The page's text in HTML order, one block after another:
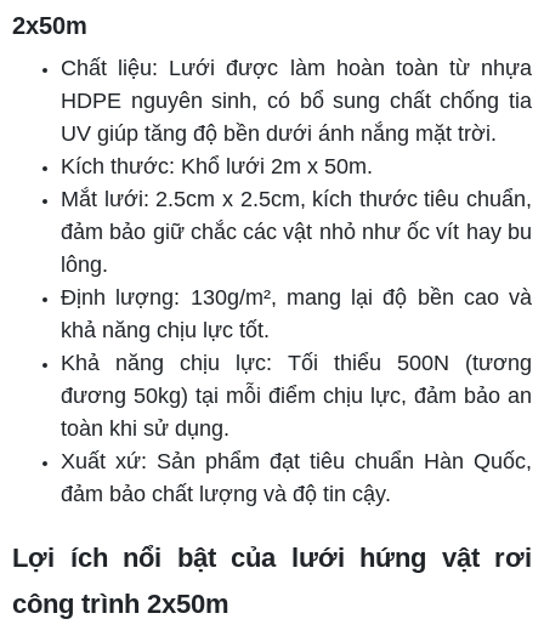
2x50m
Chất liệu: Lưới được làm hoàn toàn từ nhựa
HDPE nguyên sinh, có bổ sung chất chống tia
UV giúp tăng độ bền dưới ánh nắng mặt trời.
Kích thước: Khổ lưới 2m x 50m.
Mắt lưới: 2.5cm x 2.5cm, kích thước tiêu chuẩn,
đảm bảo giữ chắc các vật nhỏ như ốc vít hay bu
lông.
Định lượng: 130g/m², mang lại độ bền cao và
khả năng chịu lực tốt.
Khả năng chịu lực: Tối thiểu 500N (tương
đương 50kg) tại mỗi điểm chịu lực, đảm bảo an
toàn khi sử dụng.
Xuất xứ: Sản phẩm đạt tiêu chuẩn Hàn Quốc,
đảm bảo chất lượng và độ tin cậy.
Lợi ích nổi bật của lưới hứng vật rơi
công trình 2x50m